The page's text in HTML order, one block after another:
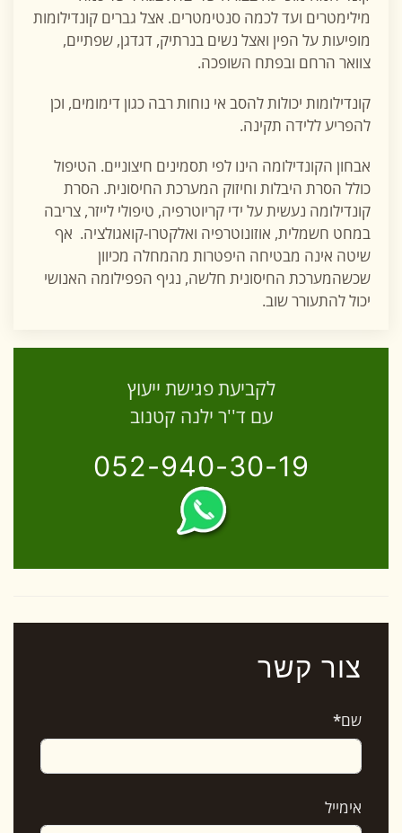
מילימטרים ועד לכמה סנטימטרים. אצל גברים קונדילומות
מופיעות על הפין ואצל נשים בנרתיק, דגדגן, שפתיים,
צוואר הרחם ובפתח השופכה.
קונדילומות יכולות להסב אי נוחות רבה כגון דימומים, וכן
להפריע ללידה תקינה.
אבחון הקונדילומה הינו לפי תסמינים חיצוניים. הטיפול
כולל הסרת היבלות וחיזוק המערכת החיסונית. הסרת
קונדילומה נעשית על ידי קריוטרפיה, טיפולי לייזר, צריבה
במחט חשמלית, אוזונוטרפיה ואלקטרו-קואגולציה. אף
שיטה אינה מבטיחה היפטרות מהמחלה מכיוון
שכשהמערכת החיסונית חלשה, נגיף הפפילומה האנושי
יכול להתעורר שוב.
לקביעת פגישת ייעוץ
עם ד''ר ילנה קטנוב
052-940-30-19
צור קשר
שם*
אימייל